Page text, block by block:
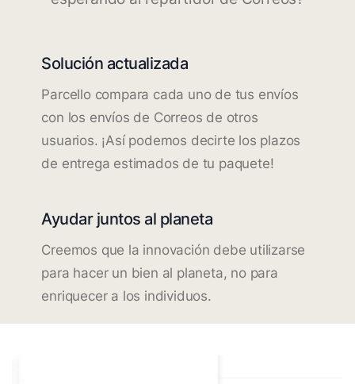
Solución actualizada
Parcello compara cada uno de tus envíos
con los envíos de Correos de otros
usuarios. ¡Así podemos decirte los plazos
de entrega estimados de tu paquete!
Ayudar juntos al planeta
Creemos que la innovación debe utilizarse
para hacer un bien al planeta, no para
enriquecer a los individuos.